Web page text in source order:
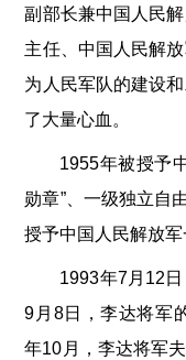
副部长兼中国人民
主任、中国人民解
为人民军队的建设
了大量心血。
1955年被授予
勋章”、一级独立自
授予中国人民解放军
1993年7月12日
9月8日，李达将军
年10月，李达将军